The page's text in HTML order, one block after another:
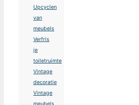
Upcyclen
van
meubels
Verfris
je
toiletruimte
Vintage
decoratie
Vintage
meubels